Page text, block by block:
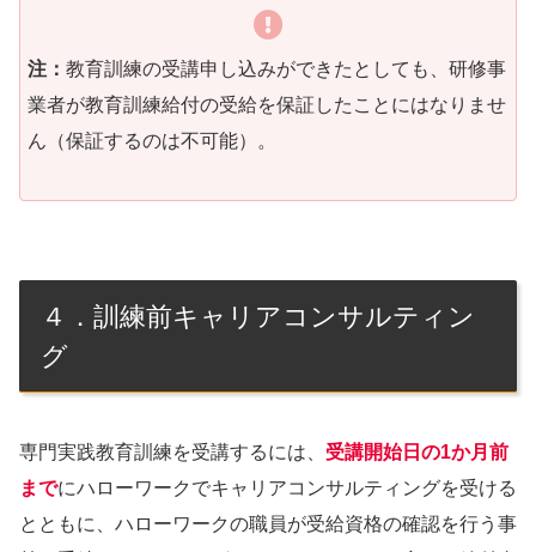
注： 教育訓練の受講申し込みができたとしても、研修事
業者が教育訓練給付の受給を保証したことにはなりませ
ん（保証するのは不可能）。
４．訓練前キャリアコンサルティン
グ
専門実践教育訓練を受講するには、 受講開始日の1か月前
までにハローワークでキャリアコンサルティングを受ける
とともに、ハローワークの職員が受給資格の確認を行う事